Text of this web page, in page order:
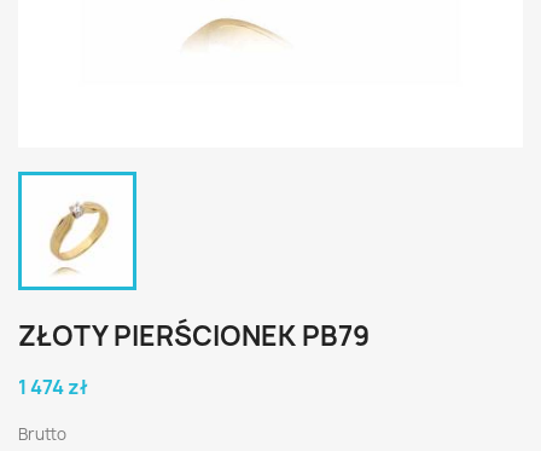
ZŁOTY PIERŚCIONEK PB79
1 474 zł
Brutto